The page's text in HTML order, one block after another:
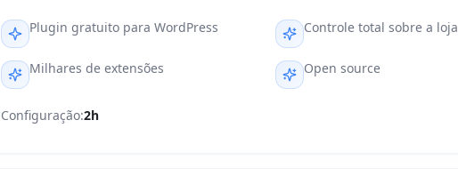
Plugin gratuito para WordPress Controle total sobre a loja
Milhares de extensões Open source
Configuração:2h